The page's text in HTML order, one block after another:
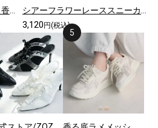
3,120 円(税込)